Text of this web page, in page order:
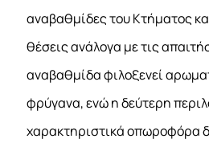
αναβαθμίδες του Κτήματος
θέσεις ανάλογα με τις
αναβαθμίδα φιλοξενεί
φρύγανα, ενώ η δεύτερη
χαρακτηριστικά οπωροφόρα